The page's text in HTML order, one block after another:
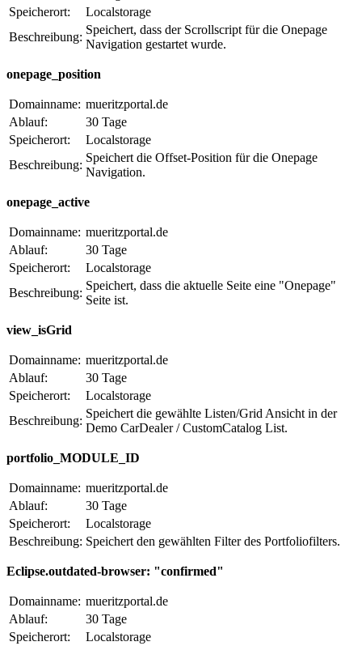
Speicherort:
Localstorage
Beschreibung:
Speichert, dass der Scrollscript für die Onepage
Navigation gestartet wurde.
onepage_position
Domainname: mueritzportal.de
Ablauf:
30 Tage
Speicherort:
Localstorage
Beschreibung:
Speichert die Offset-Position für die Onepage
Navigation.
onepage_active
Domainname: mueritzportal.de
Ablauf:
30 Tage
Speicherort:
Localstorage
Beschreibung:
Speichert, dass die aktuelle Seite eine "Onepage"
Seite ist.
view_isGrid
Domainname: mueritzportal.de
Ablauf:
30 Tage
Speicherort:
Localstorage
Beschreibung:
Speichert die gewählte Listen/Grid Ansicht in der
Demo CarDealer / CustomCatalog List.
portfolio_MODULE_ID
Domainname: mueritzportal.de
Ablauf:
30 Tage
Speicherort:
Localstorage
Beschreibung: Speichert den gewählten Filter des Portfoliofilters.
Eclipse.outdated-browser: "confirmed"
Domainname: mueritzportal.de
Ablauf:
30 Tage
Speicherort:
Localstorage